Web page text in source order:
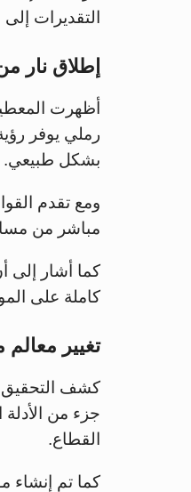
التقديرات إلى وجود نحو
إطلاق نار
أظهرت
رملي يوفر
بشكل طبيعي.
ومع تقدم
مباشر من
كما أشار إلى
كاملة على
تغيير
كشف التحقيق
جزء من
القطاع.
كما تم إنشاء